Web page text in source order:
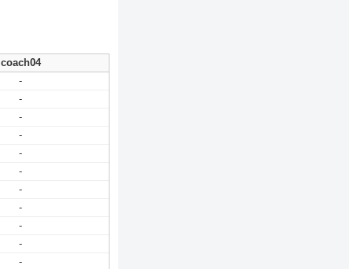
coach04
-
-
-
-
-
-
-
-
-
-
-